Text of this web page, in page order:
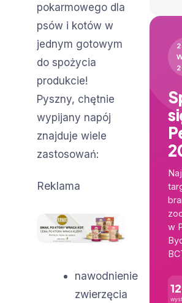
pokarmowego dla
psów i kotów w
jednym gotowym
do spożycia
produkcie!
Pyszny, chętnie
wypijany napój
znajduje wiele
zastosowań:
Reklama
nawodnienie
zwierzęcia
w